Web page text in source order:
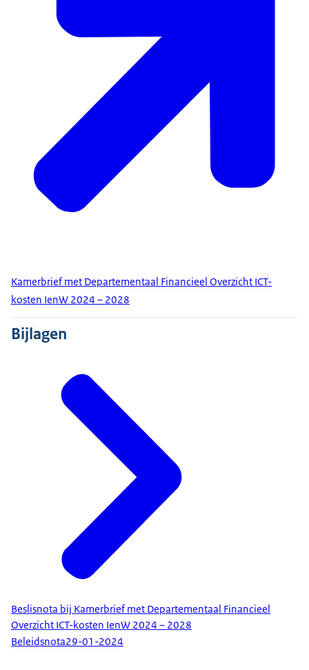
Kamerbrief met Departementaal Financieel Overzicht ICT-
kosten IenW 2024 – 2028
Bijlagen
Beslisnota bij Kamerbrief met Departementaal Financieel
Overzicht ICT-kosten IenW 2024 – 2028
Beleidsnota29-01-2024